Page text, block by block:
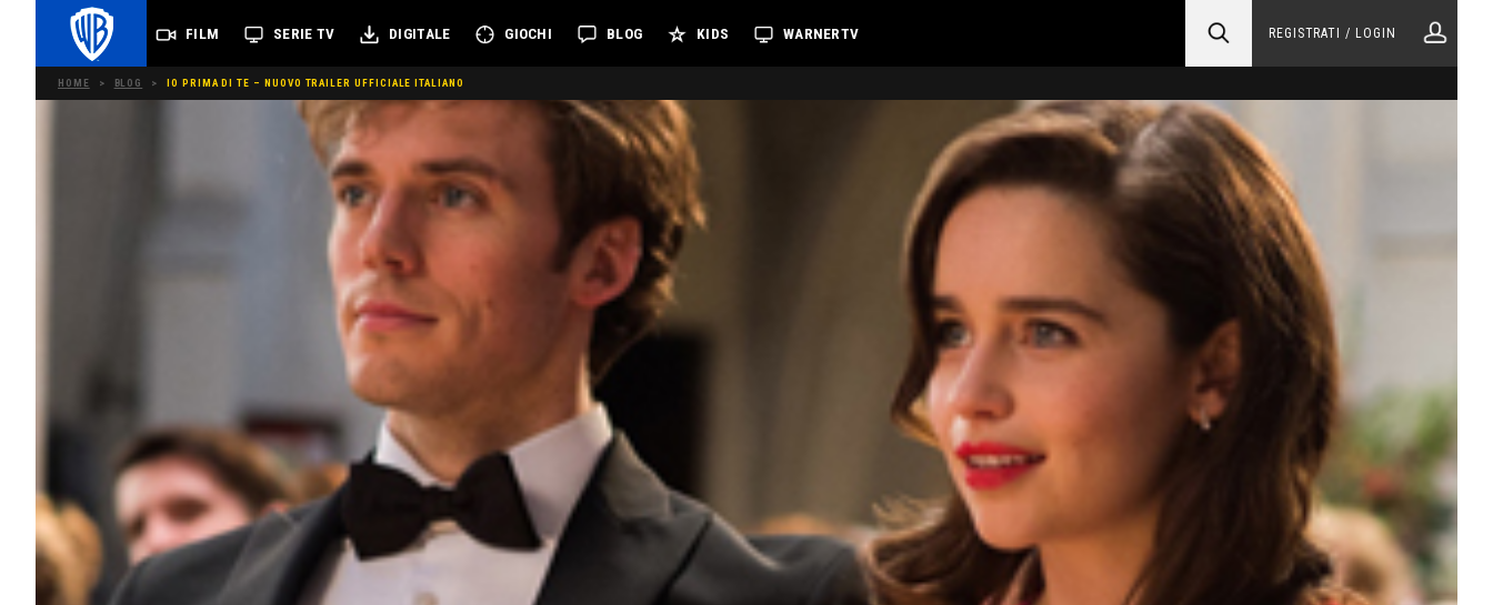
FILM SERIE TV DIGITALE GIOCHI BLOG KIDS WARNERTV REGISTRATI / LOGIN
HOME > BLOG > IO PRIMA DI TE – NUOVO TRAILER UFFICIALE ITALIANO